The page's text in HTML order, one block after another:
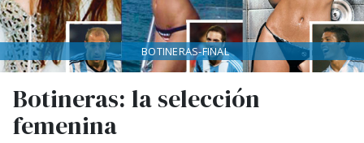
Botineras: la selección
femenina
BOTINERAS-FINAL